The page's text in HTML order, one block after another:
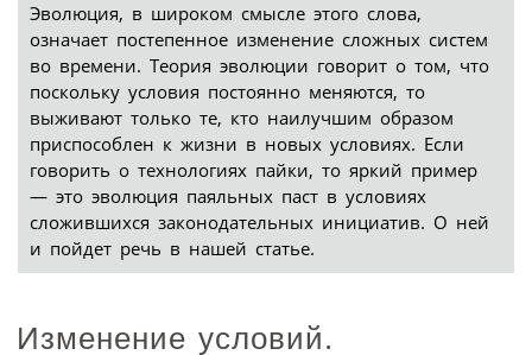
Эволюция, в широком смысле этого слова,
означает постепенное изменение сложных систем
во времени. Теория эволюции говорит о том, что
поскольку условия постоянно меняются, то
выживают только те, кто наилучшим образом
приспособлен к жизни в новых условиях. Если
говорить о технологиях пайки, то яркий пример
— это эволюция паяльных паст в условиях
сложившихся законодательных инициатив. О ней
и пойдет речь в нашей статье.
Изменение условий.